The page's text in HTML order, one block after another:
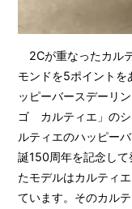
2Cが重なったカル
モンドを5ポイントを
ッピーバースデーリ
ゴ カルティエ」のシ
ルティエのハッピー
誕150周年を記念し
たモデルはカルティ
ています。そのカル